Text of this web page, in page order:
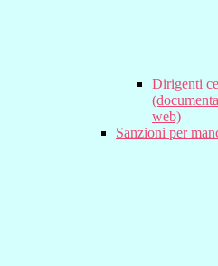
Dirigenti
web)
Sanzioni per